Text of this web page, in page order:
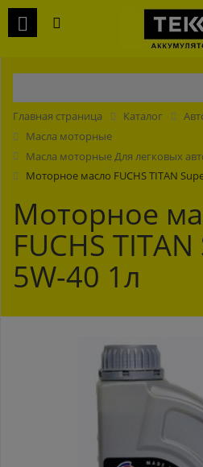
Главная страница Каталог
Масла моторные
Масла моторные Для легковых
Моторное масло FUCHS TITAN
Моторное
FUCHS
5W-40 1л